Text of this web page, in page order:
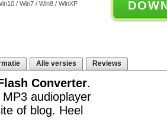
/ Win7 / Win8 / WinXP
Alle versies Reviews
Converter.
audioplayer
of blog. Heel